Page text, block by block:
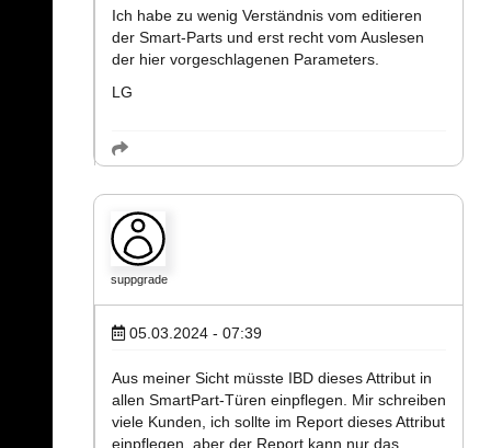
Ich habe zu wenig Verständnis vom editieren
der Smart-Parts und erst recht vom Auslesen
der hier vorgeschlagenen Parameters.
LG
suppgrade
05.03.2024 - 07:39
Aus meiner Sicht müsste IBD dieses Attribut in
allen SmartPart-Türen einpflegen. Mir schreiben
viele Kunden, ich sollte im Report dieses Attribut
einpflegen, aber der Report kann nur das